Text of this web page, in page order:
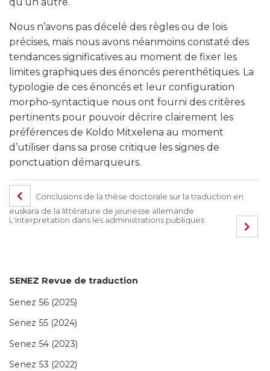
SENEZ Revue de traduction
Senez 56 (2025)
Senez 55 (2024)
Senez 54 (2023)
Senez 53 (2022)
Nous n’avons pas décelé des règles ou de lois
précises, mais nous avons néanmoins constaté des
tendances significatives au moment de fixer les
limites graphiques des énoncés perenthétiques. La
typologie de ces énoncés et leur configuration
morpho-syntactique nous ont fourni des critères
pertinents pour pouvoir décrire clairement les
préférences de Koldo Mitxelena au moment
d’utiliser dans sa prose critique les signes de
ponctuation démarqueurs.
Conclusions de la thèse doctorale sur la traduction en
euskara de la littérature de jeunesse allemande
L'interpretation dans les administrations publiques